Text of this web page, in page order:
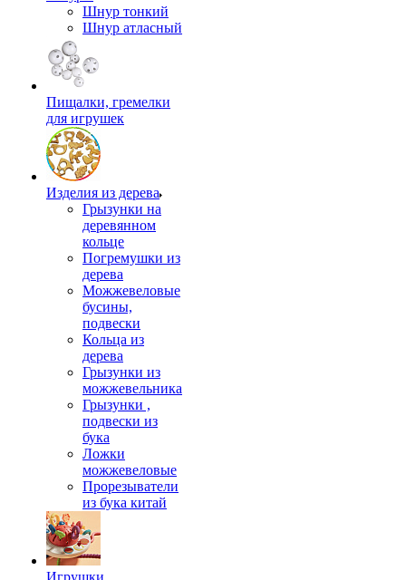
Шнур тонкий
Шнур атласный
Пищалки, гремелки
для игрушек
Изделия из дерева
Грызунки на
деревянном
кольце
Погремушки из
дерева
Можжевеловые
бусины,
подвески
Кольца из
дерева
Грызунки из
можжевельника
Грызунки ,
подвески из
бука
Ложки
можжевеловые
Прорезыватели
из бука китай
Игрушки